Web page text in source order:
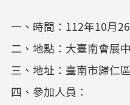
一、時間：112年10月
二、地點：大臺南會展
三、地址：臺南市歸仁
四、參加人員：